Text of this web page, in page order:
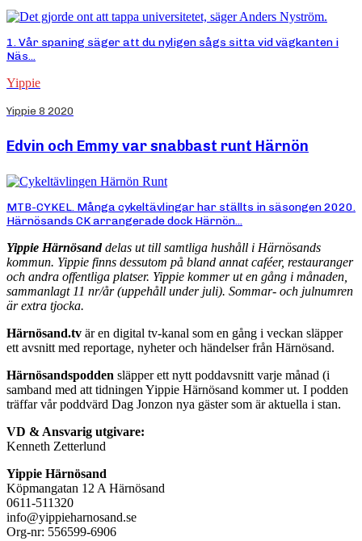
1. Vår spaning säger att du nyligen sågs sitta vid vägkanten i
Näs...
Yippie
Yippie 8 2020
Edvin och Emmy var snabbast runt Härnön
MTB-CYKEL. Många cykeltävlingar har ställts in säsongen 2020.
Härnösands CK arrangerade dock Härnön...
Yippie Härnösanddelas ut till samtliga hushåll i Härnösands
kommun. Yippie finns dessutom på bland annat caféer, restauranger
och andra offentliga platser. Yippie kommer ut en gång i månaden,
sammanlagt 11 nr/år (uppehåll under juli). Sommar- och julnumren
är extra tjocka.
Härnösand.tv är en digital tv-kanal som en gång i veckan släpper
ett avsnitt med reportage, nyheter och händelser från Härnösand.
Härnösandspodden släpper ett nytt poddavsnitt varje månad (i
samband med att tidningen Yippie Härnösand kommer ut. I podden
träffar vår poddvärd Dag Jonzon nya gäster som är aktuella i stan.
VD & Ansvarig utgivare:
Kenneth Zetterlund
Yippie Härnösand
Köpmangatan 12 A Härnösand
0611-511320
info@yippieharnosand.se
Org-nr: 556599-6906